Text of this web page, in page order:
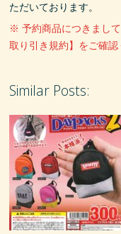
ただいております。
※ 予約商品につきまし
取り引き規約】をご確認
Similar Posts: